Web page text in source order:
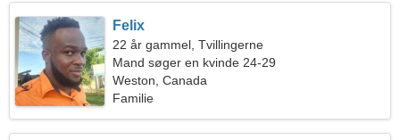
Felix
22 år gammel, Tvillingerne
Mand søger en kvinde 24-29
Weston, Canada
Familie